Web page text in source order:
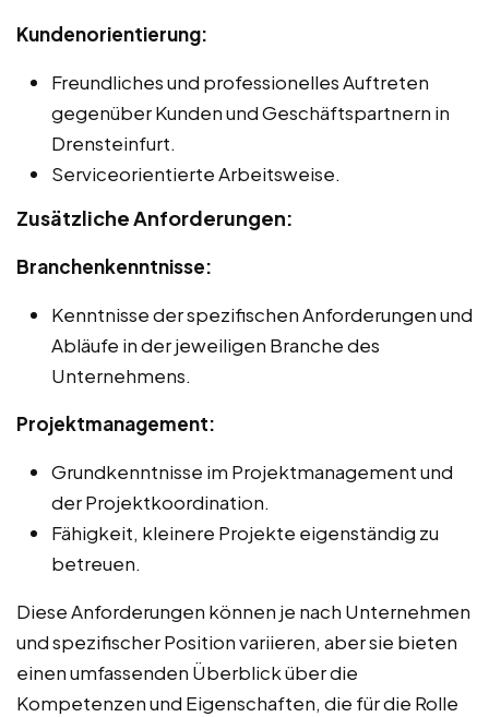
Kundenorientierung:
Freundliches und professionelles Auftreten
gegenüber Kunden und Geschäftspartnern in
Drensteinfurt.
Serviceorientierte Arbeitsweise.
Zusätzliche Anforderungen:
Branchenkenntnisse:
Kenntnisse der spezifischen Anforderungen und
Abläufe in der jeweiligen Branche des
Unternehmens.
Projektmanagement:
Grundkenntnisse im Projektmanagement und
der Projektkoordination.
Fähigkeit, kleinere Projekte eigenständig zu
betreuen.
Diese Anforderungen können je nach Unternehmen
und spezifischer Position variieren, aber sie bieten
einen umfassenden Überblick über die
Kompetenzen und Eigenschaften, die für die Rolle